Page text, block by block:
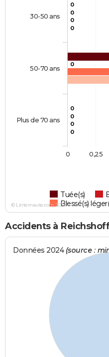
0
0
0
0
0
0
0
0
0
Tuée(s)
Blessé(s)
30-50 ans
50-70 ans
Plus de 70 ans
0 0,25
© Linternaute.com 2026
Accidents à
Données 2024 (source :